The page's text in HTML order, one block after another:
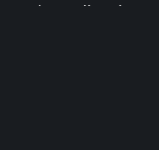
Collection